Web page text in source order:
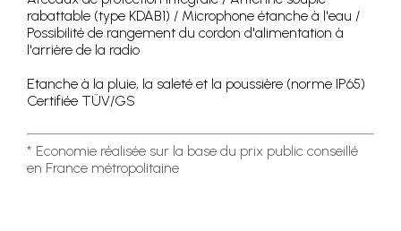
rabattable (type KDAB1) / Microphone étanche à l'eau /
Possibilité de rangement du cordon d'alimentation à
l'arrière de la radio
Etanche à la pluie, la saleté et la poussière (norme IP65)
Certifiée TÜV/GS
* Economie réalisée sur la base du prix public conseillé
en France métropolitaine